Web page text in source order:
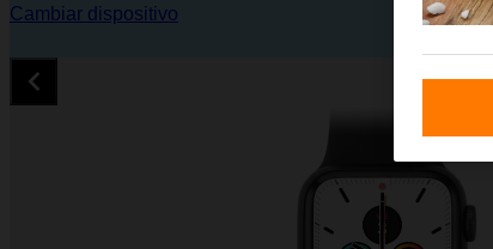
Cambiar dispositivo